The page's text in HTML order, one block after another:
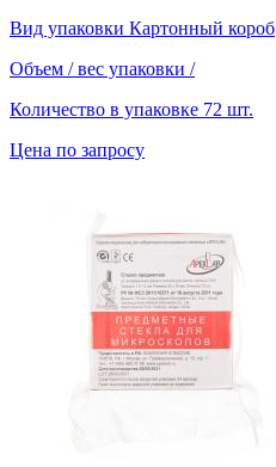
Вид упаковки Картонный короб
Объем / вес упаковки /
Количество в упаковке 72 шт.
Цена по запросу